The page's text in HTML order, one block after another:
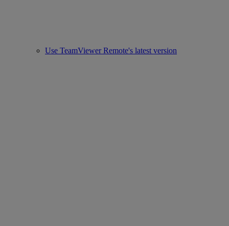
Use TeamViewer Remote's latest version